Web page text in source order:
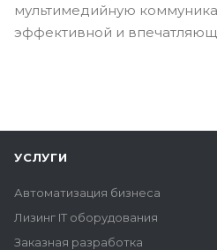
мультимедийную
эффективной и
УСЛУГИ
Автоматизация бизнеса
Лизинг IT оборудования
Заказная разработка